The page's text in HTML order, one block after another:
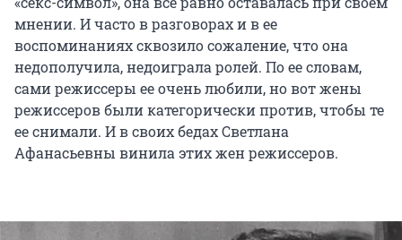
мнении. И часто в разговорах и в ее
воспоминаниях сквозило сожаление, что она
недополучила, недоиграла ролей. По ее словам,
сами режиссеры ее очень любили, но вот жены
режиссеров были категорически против, чтобы те
ее снимали. И в своих бедах Светлана
Афанасьевны винила этих жен режиссеров.